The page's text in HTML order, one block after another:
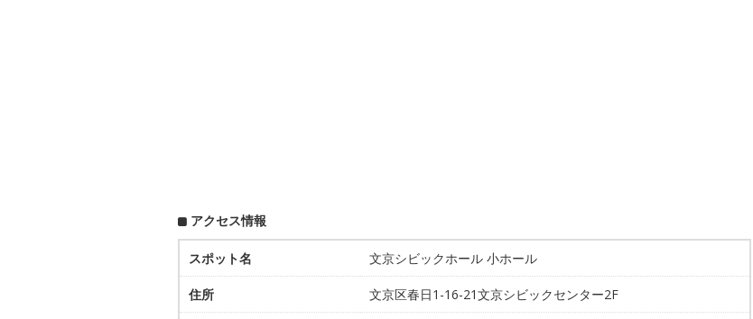
アクセス情報
スポット名 文京シビックホール 小ホール
住所 文京区春日1-16-21文京シビックセンター2F